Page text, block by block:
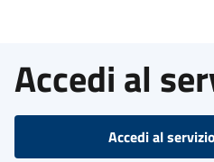
Accedi al
Accedi al servizio